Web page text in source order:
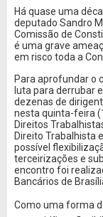
Há quase uma
deputado Sandro
Comissão de
é uma grave
em risco toda a
Para aprofundar o
luta para derrubar
dezenas de
nesta quinta-feira
Direitos
Direito Trabalhista
possível
terceirizações e
encontro foi
Bancários de
Como uma forma